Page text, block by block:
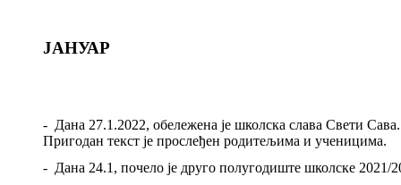
ЈАНУАР
- Дана 27.1.2022, обележена је школска слава Свети Сава
Пригодан текст је прослеђен родитељима и ученицима.
- Дана 24.1, почело је друго полугодиште школске 2021/